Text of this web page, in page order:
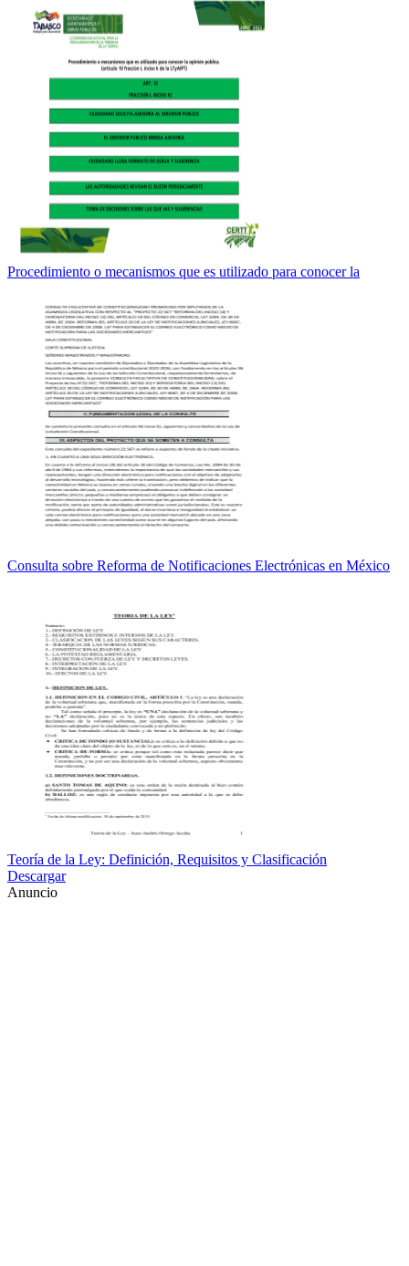
Procedimiento o mecanismos que es utilizado para conocer la
Consulta sobre Reforma de Notificaciones Electrónicas en México
Teoría de la Ley: Definición, Requisitos y Clasificación
Descargar
Anuncio